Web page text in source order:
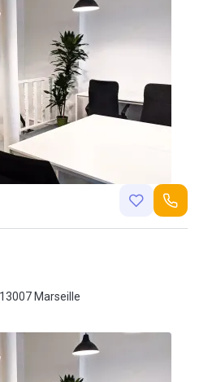
Boulevard de la Corderie, 13007 Marseille